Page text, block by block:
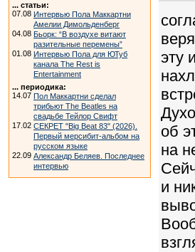
... статьи:
07.08 Интервью Пола Маккартни
Амелии Димольденберг
04.08 Бьорк: “В воздухе витают
разительные перемены”
01.08 Интервью Пола для ЮТуб
канала The Rest is
Entertainment
... периодика:
14.07 Пол Маккартни сделал
трибьют The Beatles на
свадьбе Тейлор Свифт
17.02 СЕКРЕТ "Big Beat 83" (2026).
Первый мерсибит-альбом на
русском языке
22.09 Александр Беляев. Последнее
интервью
эту
об
на
и